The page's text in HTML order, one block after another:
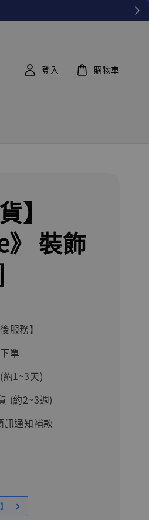
登入 購物車
】
》 裝飾
服務】
單
1~3天)
(約2~3週)
通知補款